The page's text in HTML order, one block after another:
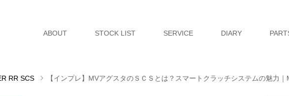
ABOUT STOCK LIST SERVICE DIARY
RR SCS 【インプレ】MVアグスタのＳＣＳとは？スマートクラッチシステムの魅力｜